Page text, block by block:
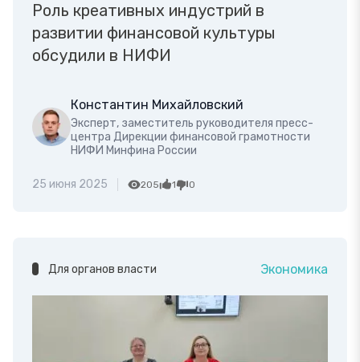
Роль креативных индустрий в
развитии финансовой культуры
обсудили в НИФИ
Константин Михайловский
Эксперт, заместитель руководителя пресс-
центра Дирекции финансовой грамотности
НИФИ Минфина России
25 июня 2025 205 1 0
Для органов власти Экономика